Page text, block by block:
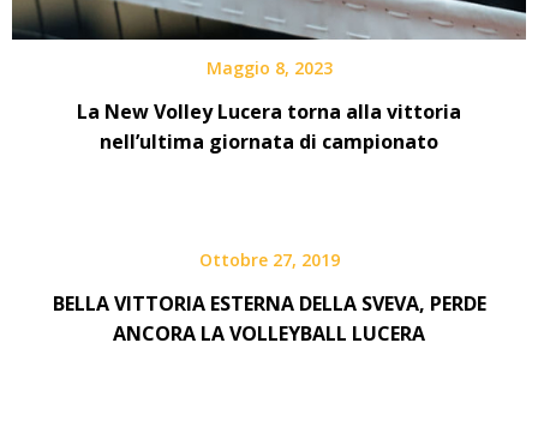
Maggio 8, 2023
La New Volley Lucera torna alla vittoria
nell’ultima giornata di campionato
Ottobre 27, 2019
BELLA VITTORIA ESTERNA DELLA SVEVA, PERDE
ANCORA LA VOLLEYBALL LUCERA